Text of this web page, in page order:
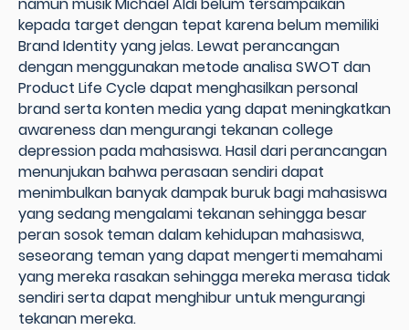
kepada target dengan tepat karena belum memiliki
Brand Identity yang jelas. Lewat perancangan
dengan menggunakan metode analisa SWOT dan
Product Life Cycle dapat menghasilkan personal
brand serta konten media yang dapat meningkatkan
awareness dan mengurangi tekanan college
depression pada mahasiswa. Hasil dari perancangan
menunjukan bahwa perasaan sendiri dapat
menimbulkan banyak dampak buruk bagi mahasiswa
yang sedang mengalami tekanan sehingga besar
peran sosok teman dalam kehidupan mahasiswa,
seseorang teman yang dapat mengerti memahami
yang mereka rasakan sehingga mereka merasa tidak
sendiri serta dapat menghibur untuk mengurangi
tekanan mereka.